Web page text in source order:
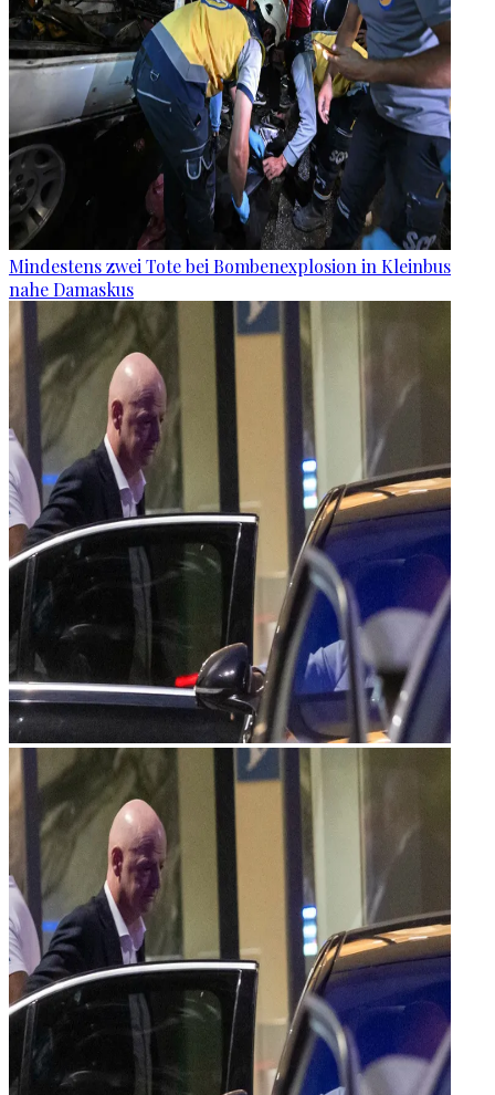
Mindestens zwei Tote bei Bombenexplosion in Kleinbus
nahe Damaskus